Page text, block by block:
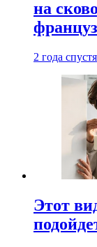
на
2 года спустя
Этот